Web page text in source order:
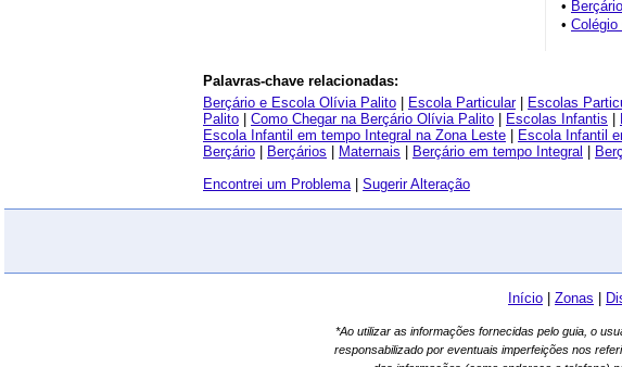
•
• Colégio
Palavras-chave relacionadas:
Berçário e Escola Olívia Palito
Escola Particular| Escolas
Palito
Como Chegar na Berçário Olívia Palito Escolas Infantis
Escola Infantil em tempo Integral na Zona Leste
Escola Infantil
Berçário
Berçários Maternais Berçário em tempo Integral
Encontrei um Problema| Sugerir Alteração
Início Zonas
*Ao utilizar as informações fornecidas pelo guia, o
responsabilizado por eventuais imperfeições nos